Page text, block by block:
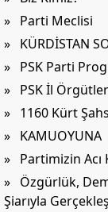
» Parti Meclisi
» KÜRDİSTAN
» PSK Parti
» PSK İl
» 1160 Kürt
» KAMUOYUNA
» Partimizin Acı
» Özgürlük,
Şiarıyla